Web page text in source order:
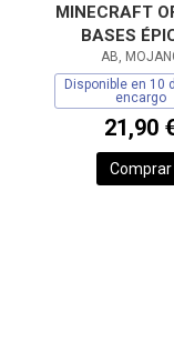
MINECRAFT
BASES
AB,
Disponible en 10
encargo
21,90
Comprar